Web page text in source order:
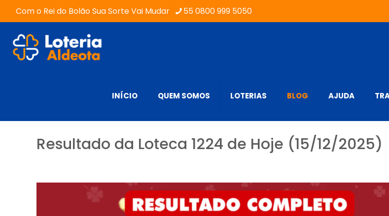
Com o Rei do Bolão Sua Sorte Vai Mudar 55 0800 999 5050
INÍCIO QUEM SOMOS LOTERIAS BLOG AJUDA
Resultado da Loteca 1224 de Hoje (15/12/2025)